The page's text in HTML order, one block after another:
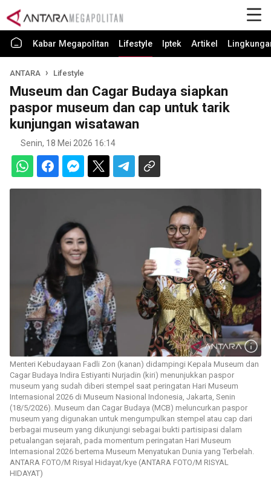
Kabar Megapolitan Lifestyle Iptek Artikel
ANTARA Lifestyle
Museum dan Cagar Budaya siapkan
paspor museum dan cap untuk tarik
kunjungan wisatawan
Senin, 18 Mei 2026 16:14
Menteri Kebudayaan Fadli Zon (kanan) didampingi Kepala Museum dan
Cagar Budaya Indira Estiyanti Nurjadin (kiri) menunjukkan paspor
museum yang sudah diberi stempel saat peringatan Hari Museum
Internasional 2026 di Museum Nasional Indonesia, Jakarta, Senin
(18/5/2026). Museum dan Cagar Budaya (MCB) meluncurkan paspor
museum yang digunakan untuk mengumpulkan stempel atau cap dari
berbagai museum yang dikunjungi sebagai bukti partisipasi dalam
petualangan sejarah, pada momentum peringatan Hari Museum
Internasional 2026 bertema Museum Menyatukan Dunia yang Terbelah.
ANTARA FOTO/M Risyal Hidayat/kye (ANTARA FOTO/M RISYAL
HIDAYAT)